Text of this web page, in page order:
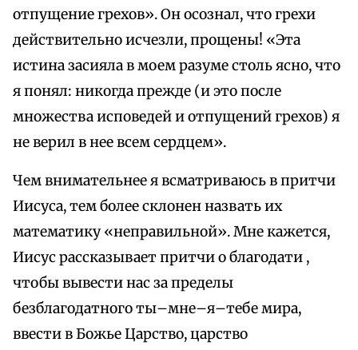
отпущение грехов». Он осознал, что грехи
действительно исчезли, прощены! «Эта
истина засияла в моем разуме столь ясно, что
я понял: никогда прежде (и это после
множества исповедей и отпущений грехов) я
не верил в нее всем сердцем».
Чем внимательнее я всматриваюсь в притчи
Иисуса, тем более склонен назвать их
математику «неправильной». Мне кажется,
Иисус рассказывает притчи о благодати ,
чтобы вывести нас за пределы
безблагодатного ты–мне–я–тебе мира,
ввести в Божье Царство, царство